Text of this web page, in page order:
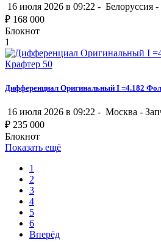
16 июля 2026 в 09:22 - Белоруссия -
₽ 168 000
Блокнот
1
Дифференциал Оригинальный I =4.182
16 июля 2026 в 09:22 - Москва -
₽ 235 000
Блокнот
Показать ещё
1
2
3
4
5
6
Вперёд